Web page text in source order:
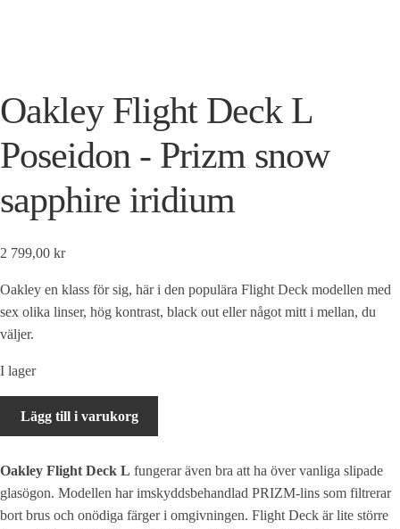
Oakley Flight Deck L
Poseidon - Prizm snow
sapphire iridium
2 799,00 kr
Oakley en klass för sig, här i den populära Flight Deck modellen med
sex olika linser, hög kontrast, black out eller något mitt i mellan, du
väljer.
I lager
L
Poseidon
-
Lägg till i varukorg
Oakley Flight Deck L fungerar även bra att ha över vanliga slipade
glasögon. Modellen har imskyddsbehandlad PRIZM-lins som filtrerar
bort brus och onödiga färger i omgivningen. Flight Deck är lite större